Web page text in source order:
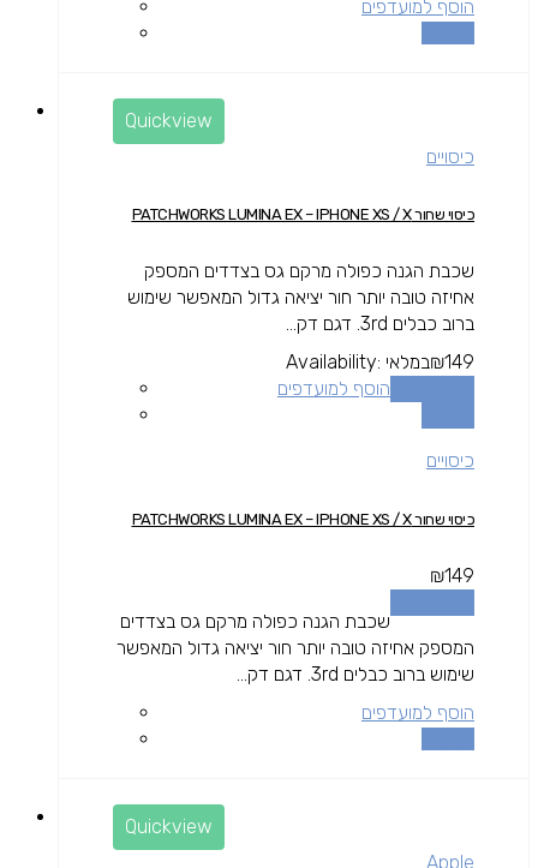
הוסף למועדפים
Quickview
כיסויים
כיסוי שחור PATCHWORKS LUMINA EX – IPHONE XS / X
שכבת הגנה כפולה מרקם גס בצדדים המספק
אחיזה טובה יותר חור יציאה גדול המאפשר שימוש
ברוב כבלים 3rd. דגם דק...
₪149
Availability: במלאי
הוסף למועדפים
כיסויים
כיסוי שחור PATCHWORKS LUMINA EX – IPHONE XS / X
₪149
שכבת הגנה כפולה מרקם גס בצדדים
המספק אחיזה טובה יותר חור יציאה גדול המאפשר
שימוש ברוב כבלים 3rd. דגם דק...
הוסף למועדפים
Quickview
Apple